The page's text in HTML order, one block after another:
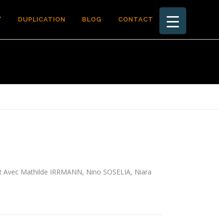
DUPLICATION BLOG CONTACT
Mathilde IRRMANN, Nino SOSELIA, Niara